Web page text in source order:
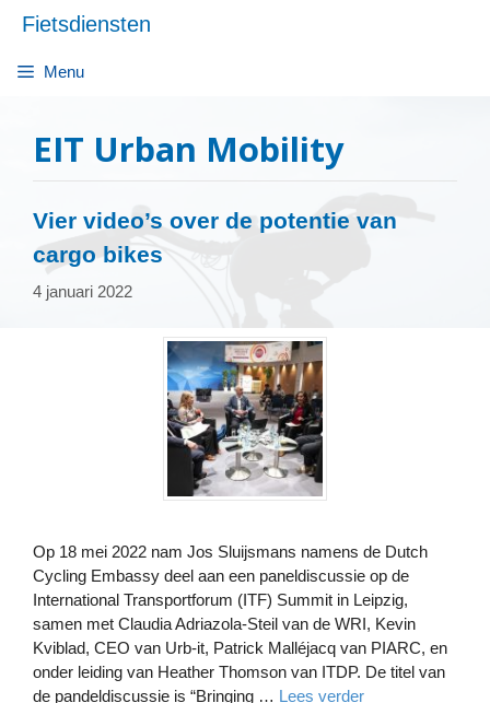
naar
inhoud
Fietsdiensten
Menu
EIT Urban Mobility
Vier video’s over de potentie van
cargo bikes
4 januari 2022
Op 18 mei 2022 nam Jos Sluijsmans namens de Dutch
Cycling Embassy deel aan een paneldiscussie op de
International Transportforum (ITF) Summit in Leipzig,
samen met Claudia Adriazola-Steil van de WRI, Kevin
Kviblad, CEO van Urb-it, Patrick Malléjacq van PIARC, en
onder leiding van Heather Thomson van ITDP. De titel van
de pandeldiscussie is “Bringing … Lees verder